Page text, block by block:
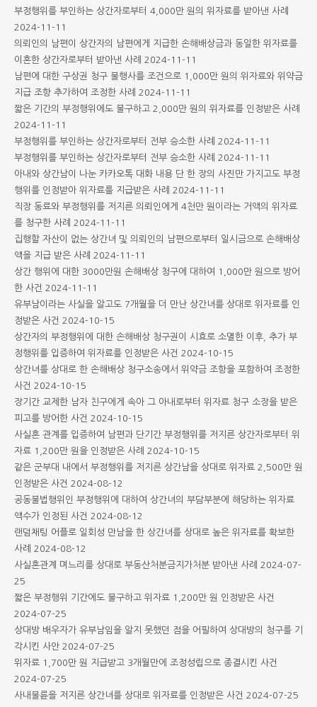
부정행위를 부인하는 상간자로부터 4,000만 원의 위자료를 받아낸 사례
2024-11-11
의뢰인의 남편이 상간자의 남편에게 지급한 손해배상금과 동일한 위자료를
이혼한 상간자로부터 받아낸 사례
2024-11-11
남편에 대한 구상권 청구 불행사를 조건으로 1,000만 원의 위자료와 위약금
지급 조항 추가하여 조정한 사례
2024-11-11
짧은 기간의 부정행위에도 불구하고 2,000만 원의 위자료를 인정받은 사례
2024-11-11
부정행위를 부인하는 상간자로부터 전부 승소한 사례
2024-11-11
부정행위를 부인하는 상간자로부터 전부 승소한 사례
2024-11-11
아내와 상간남이 나눈 카카오톡 대화 내용 단 한 장의 사진만 가지고도 부정
행위를 인정받아 위자료를 지급받은 사례
2024-11-11
직장 동료와 부정행위를 저지른 의뢰인에게 4천만 원이라는 거액의 위자료
를 청구한 사례
2024-11-11
집행할 자산이 없는 상간녀 및 의뢰인의 남편으로부터 일시금으로 손해배상
액을 지급 받은 사례
2024-11-11
상간 행위에 대한 3000만원 손해배상 청구에 대하여 1,000만 원으로 방어
한 사건 2024-11-11
유부남이라는 사실을 알고도 7개월을 더 만난 상간녀를 상대로 위자료를 인
정받은 사건 2024-10-15
상간자의 부정행위에 대한 손해배상 청구권이 시효로 소멸한 이후, 추가 부
정행위를 입증하여 위자료를 인정받은 사건 2024-10-15
상간녀를 상대로 한 손해배상 청구소송에서 위약금 조항을 포함하여 조정한
사건 2024-10-15
장기간 교제한 남자 친구에게 속아 그 아내로부터 위자료 청구 소장을 받은
피고를 방어한 사건 2024-10-15
사실혼 관계를 입증하여 남편과 단기간 부정행위를 저지른 상간자로부터 위
자료 1,200만 원을 인정받은 사례
2024-10-15
같은 군부대 내에서 부정행위를 저지른 상간남을 상대로 위자료 2,500만 원
인정받은 사건 2024-08-12
공동불법행위인 부정행위에 대하여 상간녀의 부담부분에 해당하는 위자료
액수가 인정된 사건 2024-08-12
랜덤채팅 어플로 일회성 만남을 한 상간녀를 상대로 높은 위자료를 확보한
사례
2024-08-12
사실혼관계 며느리를 상대로 부동산처분금지가처분 받아낸 사례
2024-07-
25
짧은 부정행위 기간에도 불구하고 위자료 1,200만 원 인정받은 사건
2024-07-25
상대방 배우자가 유부남임을 알지 못했던 점을 어필하여 상대방의 청구를 기
각시킨 사안 2024-07-25
위자료 1,700만 원 지급받고 3개월만에 조정성립으로 종결시킨 사건
2024-07-25
사내불륜을 저지른 상간녀를 상대로 위자료를 인정받은 사건 2024-07-25